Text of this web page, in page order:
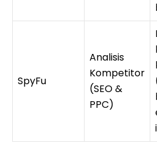
SpyFu
Analisis
Kompetitor
(SEO &
PPC)